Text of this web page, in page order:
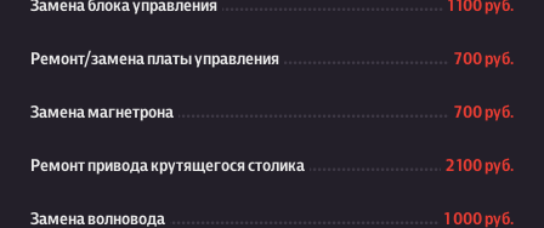
Замена блока управления 1 100 руб.
Ремонт/замена платы управления 700 руб.
Замена магнетрона 700 руб.
Ремонт привода крутящегося столика 2 100 руб.
Замена волновода 1 000 руб.